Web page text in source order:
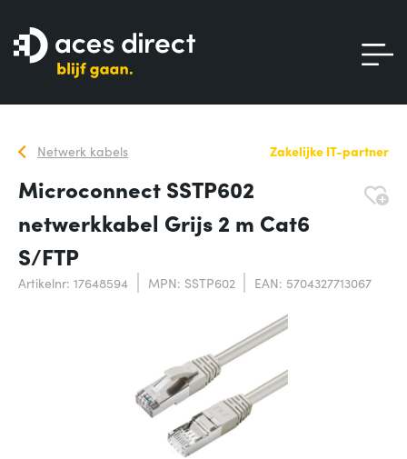
Netwerk kabels Zakelijke IT-partner
Microconnect SSTP602
netwerkkabel Grijs 2 m Cat6
S/FTP
Artikelnr: 17648594 MPN: SSTP602 EAN: 5704327713067